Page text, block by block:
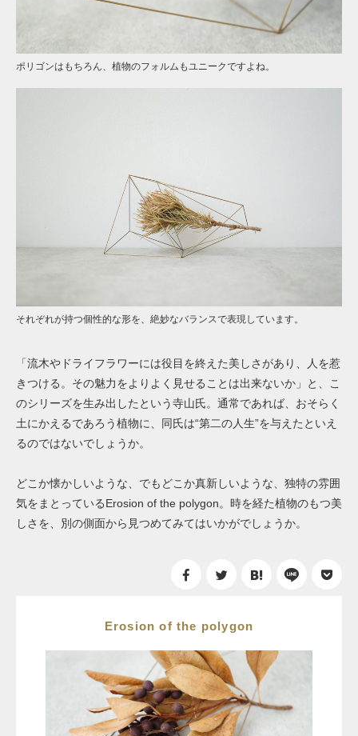
ポリゴンはもちろん、植物のフォルムもユニークですよね。
それぞれが持つ個性的な形を、絶妙なバランスで表現しています。
「流木やドライフラワーには役目を終えた美しさがあり、人を惹
きつける。その魅力をよりよく見せることは出来ないか」と、こ
のシリーズを生み出したという寺山氏。通常であれば、おそらく
土にかえるであろう植物に、同氏は“第二の人生”を与えたといえ
るのではないでしょうか。
どこか懐かしいような、でもどこか真新しいような、独特の雰囲
気をまとっているErosion of the polygon。時を経た植物のもつ美
しさを、別の側面から見つめてみてはいかがでしょうか。
Erosion of the polygon